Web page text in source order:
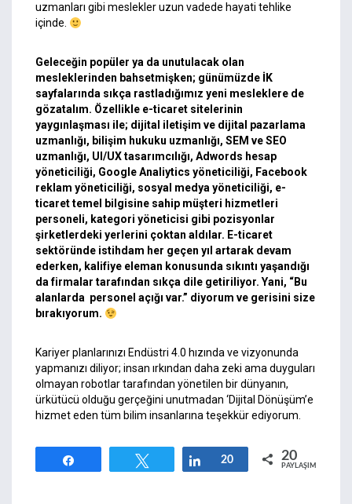
uzmanları gibi meslekler uzun vadede hayati tehlike
içinde.
Geleceğin popüler ya da unutulacak olan
mesleklerinden bahsetmişken; günümüzde İK
sayfalarında sıkça rastladığımız yeni mesleklere de
gözatalım. Özellikle e-ticaret sitelerinin
yaygınlaşması ile; dijital iletişim ve dijital pazarlama
uzmanlığı, bilişim hukuku uzmanlığı, SEM ve SEO
uzmanlığı, UI/UX tasarımcılığı, Adwords hesap
yöneticiliği, Google Analiytics yöneticiliği, Facebook
reklam yöneticiliği, sosyal medya yöneticiliği, e-
ticaret temel bilgisine sahip müşteri hizmetleri
personeli, kategori yöneticisi gibi pozisyonlar
şirketlerdeki yerlerini çoktan aldılar. E-ticaret
sektöründe istihdam her geçen yıl artarak devam
ederken, kalifiye eleman konusunda sıkıntı yaşandığı
da firmalar tarafından sıkça dile getiriliyor. Yani, “Bu
alanlarda personel açığı var.” diyorum ve gerisini size
bırakıyorum.
Kariyer planlarınızı Endüstri 4.0 hızında ve vizyonunda
yapmanızı diliyor; insan ırkından daha zeki ama duyguları
olmayan robotlar tarafından yönetilen bir dünyanın,
ürkütücü olduğu gerçeğini unutmadan ‘Dijital Dönüşüm’e
hizmet eden tüm bilim insanlarına teşekkür ediyorum.
Tweetle Paylaş
20 20
PAYLAŞIMLAR